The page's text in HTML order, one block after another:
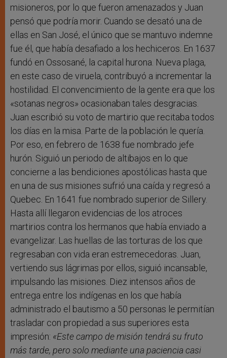
misioneros, por lo que fueron amenazados y Juan
pensó que podría morir. Cuando se desató una de
ellas en San José, el único que se mantuvo indemne
fue él, que había desafiado a los hechiceros. En 1637
fundó en Ossosané, la capital hurona. Nueva plaga,
en este caso de viruela, contribuyó a incrementar la
hostilidad. El convencimiento de la gente era que los
«sotanas negros» ocasionaban tales desgracias.
Juan escribió su voto de martirio que recitaba todos
los días en la misa. Parte de la población le quería.
Por eso, en febrero de 1638 fue nombrado jefe
hurón. Siguió un periodo de altibajos en lo que
concierne a las bendiciones apostólicas hasta que
en una de sus misiones sufrió una caída y regresó a
Quebec. En 1641 fue nombrado superior de Sillery.
Hasta allí llegaron evidencias de los atroces
martirios contra los hermanos que había enviado a
evangelizar. Las huellas de las torturas de los que
regresaban con vida eran estremecedoras. Juan,
vertiendo sus lágrimas por ellos, siguió incansable,
impulsando las misiones. Diez intensos años de
entrega entre los indígenas en los que había
administrado el bautismo a 50 personas le permitían
trasladar con propiedad a sus superiores esta
impresión: «Este campo de misión tendrá su fruto
más tarde, pero solo mediante una paciencia casi